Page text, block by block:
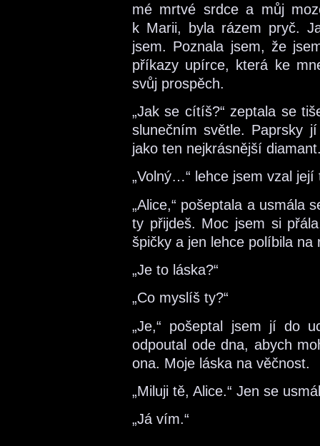
mé mrtvé srdce a můj
k Marii, byla rázem pryč.
jsem. Poznala jsem, že
příkazy upírce, která ke
svůj prospěch.
„Jak se cítíš?“ zeptala se
slunečním světle. Paprsky
jako ten nejkrásnější
„Volný…“ lehce jsem vzal
„Alice,“ pošeptala a usmála
ty přijdeš. Moc jsem si
špičky a jen lehce políbila
„Je to láska?“
„Co myslíš ty?“
„Je,“ pošeptal jsem jí do
odpoutal ode dna, abych
ona. Moje láska na věčnost.
„Miluji tě, Alice.“ Jen se
„Já vím.“